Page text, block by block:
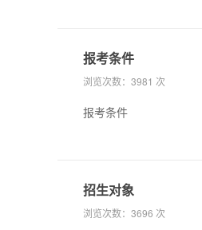
报考条件
浏览次数： 3981 次
报考条件
招生对象
浏览次数： 3696 次